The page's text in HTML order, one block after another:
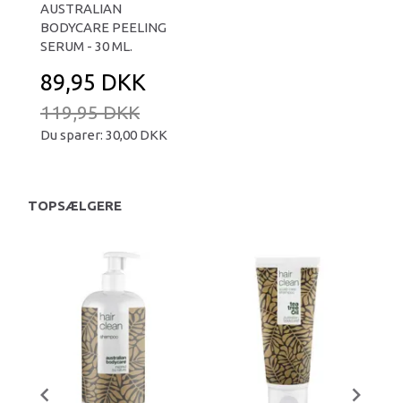
AUSTRALIAN
BODYCARE PEELING
SERUM - 30 ML.
89,95 DKK
119,95 DKK
Du sparer: 30,00 DKK
TOPSÆLGERE